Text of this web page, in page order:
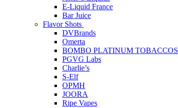
E-Liquid France
Bar Juice
Flavor Shots
DVBrands
Omerta
BOMBO PLATINUM TOBACCOS
PGVG Labs
Charlie’s
S-Elf
OPMH
JOORA
Ripe Vapes